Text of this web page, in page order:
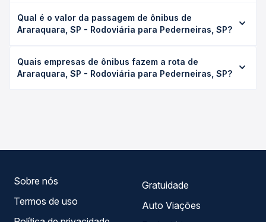
Pederneiras, SP leva em média 2h 10min, podendo variar
conforme a viação, o tipo de serviço (convencional,
duração exata de cada opção na data desejada.
Qual é o valor da passagem de ônibus de
Araraquara, SP - Rodoviária para Pederneiras, SP?
Rodoviária para Pederneiras, SP custa em média R$ 62,52
e varia conforme a data da viagem, a empresa, o tipo de
Quais empresas de ônibus fazem a rota de
Araraquara, SP - Rodoviária para Pederneiras, SP?
Sobre nós
Termos de uso
Gratuidade
Auto Viações